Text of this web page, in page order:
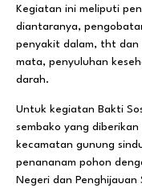
Kegiatan ini meliputi
diantaranya,
penyakit dalam, tht dan
mata, penyuluhan
darah.
Untuk kegiatan Bakti
sembako yang
kecamatan gunung
penananam pohon
Negeri dan Penghijauan